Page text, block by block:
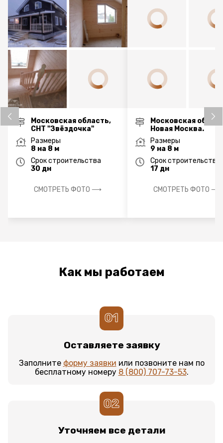
Московская область,
СНТ "Звёздочка"
Размеры
8 на 8 м
Срок строительства
30 дн
СМОТРЕТЬ ФОТО ⟶
Московская
Новая Москва.
Размеры
9 на 8 м
Срок строительства
17 дн
СМОТРЕТЬ ФОТО ⟶
Как мы работаем
01
Оставляете заявку
Заполните форму заявки или позвоните нам по
бесплатному номеру 8 (800) 707-73-53.
02
Уточняем все детали